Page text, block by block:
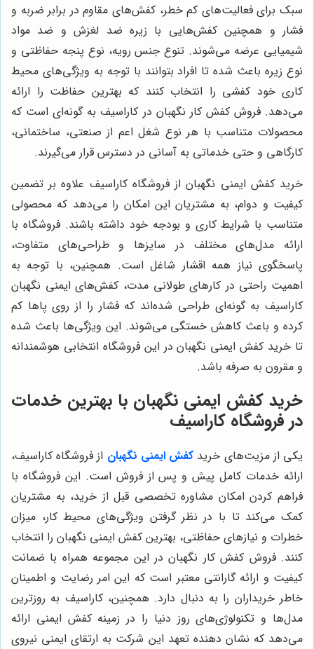
سبک برای فعالیت‌های کم خطر، کفش‌های مقاوم در برابر ضربه و
فشار و همچنین کفش‌هایی با زیره ضد لغزش و ضد مواد
شیمیایی عرضه می‌شوند. تنوع جنس رویه، نوع پنجه حفاظتی و
نوع زیره باعث شده تا افراد بتوانند با توجه به ویژگی‌های محیط
کاری خود کفشی را انتخاب کنند که بهترین حفاظت را ارائه
می‌دهد. فروش کفش کار نگهبان در کاراسیف به گونه‌ای است که
محصولات متناسب با هر نوع شغل اعم از صنعتی، ساختمانی،
کارگاهی و حتی خدماتی به آسانی در دسترس قرار می‌گیرند.
خرید کفش ایمنی نگهبان از فروشگاه کاراسیف علاوه بر تضمین
کیفیت و دوام، به مشتریان این امکان را می‌دهد که محصولی
متناسب با شرایط کاری و بودجه خود داشته باشند. فروشگاه با
ارائه مدل‌های مختلف در سایزها و طراحی‌های متفاوت،
پاسخگوی نیاز همه اقشار شاغل است. همچنین، با توجه به
اهمیت راحتی در کارهای طولانی مدت، کفش‌های ایمنی نگهبان
کاراسیف به گونه‌ای طراحی شده‌اند که فشار را از روی پاها کم
کرده و باعث کاهش خستگی می‌شوند. این ویژگی‌ها باعث شده
تا خرید کفش ایمنی نگهبان در این فروشگاه انتخابی هوشمندانه
و مقرون به صرفه باشد.
خرید کفش ایمنی نگهبان با بهترین خدمات
در فروشگاه کاراسیف
یکی از مزیت‌های خرید کفش ایمنی نگهبان از فروشگاه کاراسیف،
ارائه خدمات کامل پیش و پس از فروش است. این فروشگاه با
فراهم کردن امکان مشاوره تخصصی قبل از خرید، به مشتریان
کمک می‌کند تا با در نظر گرفتن ویژگی‌های محیط کار، میزان
خطرات و نیازهای حفاظتی، بهترین کفش ایمنی نگهبان را انتخاب
کنند. فروش کفش کار نگهبان در این مجموعه همراه با ضمانت
کیفیت و ارائه گارانتی معتبر است که این امر رضایت و اطمینان
خاطر خریداران را به دنبال دارد. همچنین، کاراسیف به روزترین
مدل‌ها و تکنولوژی‌های روز دنیا را در زمینه کفش ایمنی ارائه
می‌دهد که نشان دهنده تعهد این شرکت به ارتقای ایمنی نیروی